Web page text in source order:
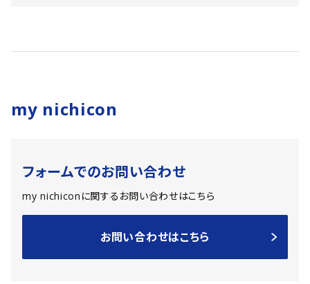
my nichicon
フォームでのお問い合わせ
my nichiconに関するお問い合わせはこちら
お問い合わせはこちら